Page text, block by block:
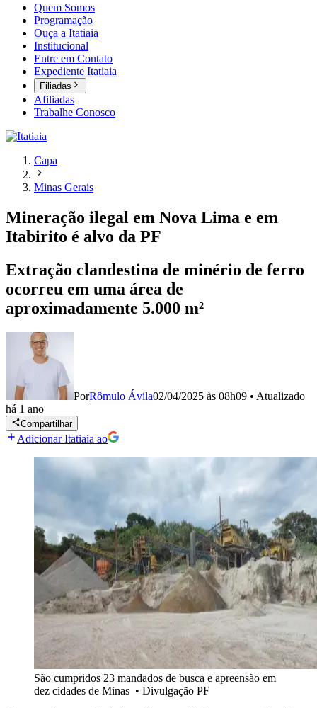
Quem Somos
Programação
Ouça a Itatiaia
Institucional
Entre em Contato
Expediente Itatiaia
Filiadas
Afiliadas
Trabalhe Conosco
Capa
Minas Gerais
Mineração ilegal em Nova Lima e em
Itabirito é alvo da PF
Extração clandestina de minério de ferro
ocorreu em uma área de
aproximadamente 5.000 m²
PorRômulo Ávila02/04/2025 às 08h09 • Atualizado
há 1 ano
Compartilhar
Adicionar Itatiaia ao
São cumpridos 23 mandados de busca e apreensão em
dez cidades de Minas • Divulgação PF